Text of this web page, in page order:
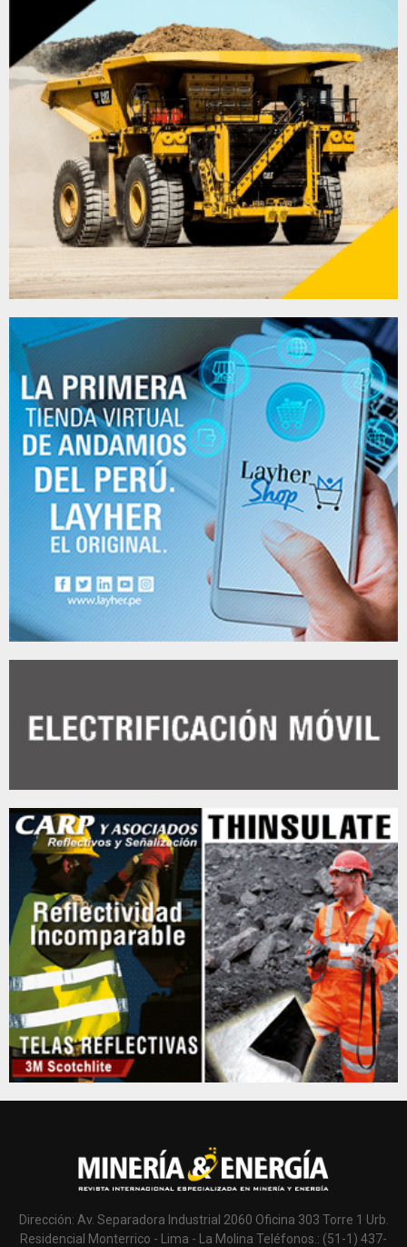
Dirección: Av. Separadora Industrial 2060 Oficina 303 Torre 1 Urb.
Residencial Monterrico - Lima - La Molina Teléfonos.: (51-1) 437-